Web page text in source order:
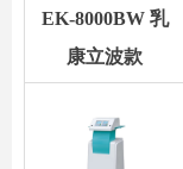
EK-8000BW 乳
康立波款